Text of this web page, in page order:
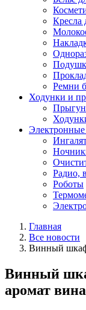
Кресла
Ремни
Ходунки и
Электронные
Радио,
Роботы
Главная
Все новости
Винный шкаф
Винный
аромат вина